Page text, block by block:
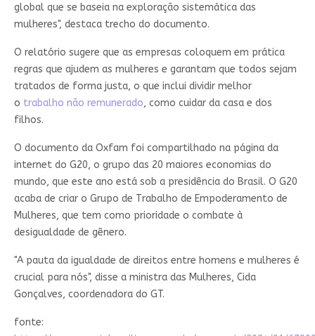
global que se baseia na exploração sistemática das
mulheres", destaca trecho do documento.
O relatório sugere que as empresas coloquem em prática
regras que ajudem as mulheres e garantam que todos sejam
tratados de forma justa, o que inclui dividir melhor
o trabalho não remunerado, como cuidar da casa e dos
filhos.
O documento da Oxfam foi compartilhado na página da
internet do G20, o grupo das 20 maiores economias do
mundo, que este ano está sob a presidência do Brasil. O G20
acaba de criar o Grupo de Trabalho de Empoderamento de
Mulheres, que tem como prioridade o combate à
desigualdade de gênero.
"A pauta da igualdade de direitos entre homens e mulheres é
crucial para nós", disse a ministra das Mulheres, Cida
Gonçalves, coordenadora do GT.
fonte: